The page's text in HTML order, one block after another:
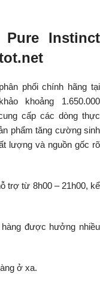
Instinct
phối chính hãng tại
khoảng 1.650.000
cấp các dòng thực
phẩm tăng cường sinh
lượng và nguồn gốc rõ
trợ từ 8h00 – 21h00, kể
được hưởng nhiều
ở xa.